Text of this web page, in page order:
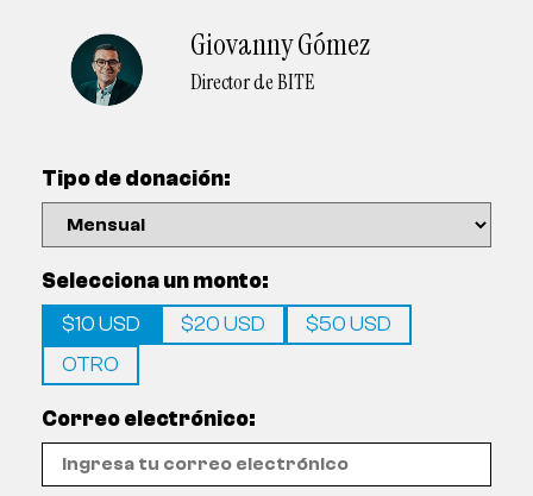
Giovanny Gómez
Director de BITE
Tipo de donación:
Selecciona un monto:
$10 USD
$20 USD
$50 USD
OTRO
Correo electrónico: